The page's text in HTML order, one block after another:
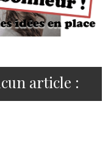
article :